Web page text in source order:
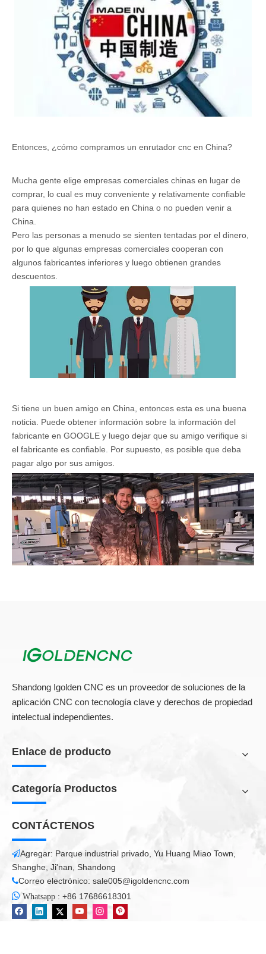
Entonces, ¿cómo compramos un enrutador cnc en China?
Mucha gente elige empresas comerciales chinas en lugar de
comprar, lo cual es muy conveniente y relativamente confiable
para quienes no han estado en China o no pueden venir a
China.
Pero las personas a menudo se sienten tentadas por el dinero,
por lo que algunas empresas comerciales cooperan con
algunos fabricantes inferiores y luego obtienen grandes
descuentos.
Si tiene un buen amigo en China, entonces esta es una buena
noticia. Puede obtener información sobre la información del
fabricante en GOOGLE y luego dejar que su amigo verifique si
el fabricante es confiable. Por supuesto, es posible que deba
pagar algo por sus amigos.
La mejor manera es que primero aprenda más sobre varios
fabricantes a través de Google, y luego venga a China para
realizar una inspección de campo para verificar si es
Shandong Igolden CNC es un proveedor de soluciones de la
aplicación CNC con tecnología clave y derechos de propiedad
intelectual independientes.
Enlace de producto
Categoría Productos
CONTÁCTENOS
Agregar: Parque industrial privado, Yu Huang Miao Town,
Shanghe, Ji'nan, Shandong
Correo electrónico: sale005@igoldencnc.com
 Whatsapp : +86 17686618301